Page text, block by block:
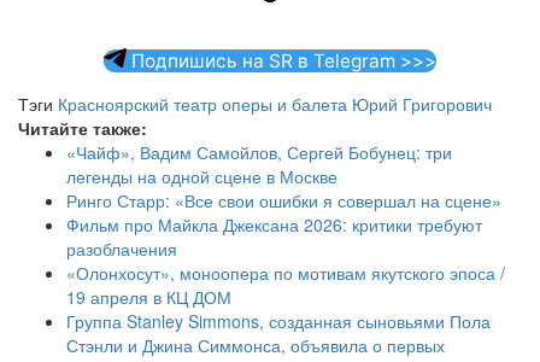
Подпишись на SR в Telegram >>>
Тэги Красноярский театр оперы и балета Юрий Григорович
Читайте также:
«Чайф», Вадим Самойлов, Сергей Бобунец: три
легенды на одной сцене в Москве
Ринго Старр: «Все свои ошибки я совершал на сцене»
Фильм про Майкла Джексана 2026: критики требуют
разоблачения
«Олонхосут», моноопера по мотивам якутского эпоса /
19 апреля в КЦ ДОМ
Группа Stanley Simmons, созданная сыновьями Пола
Стэнли и Джина Симмонса, объявила о первых